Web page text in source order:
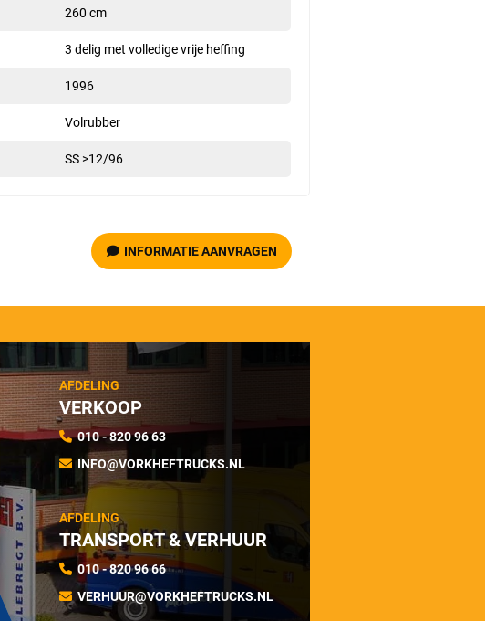
260 cm
3 delig met volledige vrije heffing
1996
Volrubber
SS >12/96
INFORMATIE AANVRAGEN
AFDELING
VERKOOP
010 - 820 96 63
INFO@VORKHEFTRUCKS.NL
AFDELING
TRANSPORT & VERHUUR
010 - 820 96 66
VERHUUR@VORKHEFTRUCKS.NL